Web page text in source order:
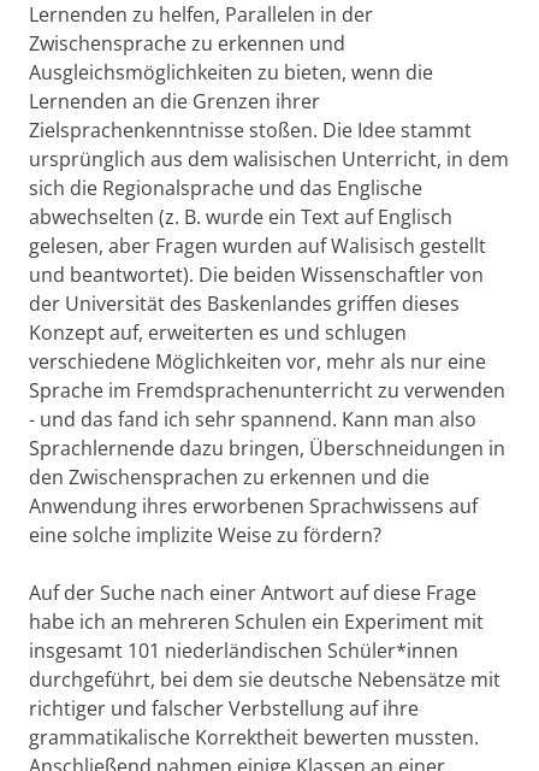
Lernenden zu helfen, Parallelen in der
Zwischensprache zu erkennen und
Ausgleichsmöglichkeiten zu bieten, wenn die
Lernenden an die Grenzen ihrer
Zielsprachenkenntnisse stoßen. Die Idee stammt
ursprünglich aus dem walisischen Unterricht, in dem
sich die Regionalsprache und das Englische
abwechselten (z. B. wurde ein Text auf Englisch
gelesen, aber Fragen wurden auf Walisisch gestellt
und beantwortet). Die beiden Wissenschaftler von
der Universität des Baskenlandes griffen dieses
Konzept auf, erweiterten es und schlugen
verschiedene Möglichkeiten vor, mehr als nur eine
Sprache im Fremdsprachenunterricht zu verwenden
- und das fand ich sehr spannend. Kann man also
Sprachlernende dazu bringen, Überschneidungen in
den Zwischensprachen zu erkennen und die
Anwendung ihres erworbenen Sprachwissens auf
eine solche implizite Weise zu fördern?
Auf der Suche nach einer Antwort auf diese Frage
habe ich an mehreren Schulen ein Experiment mit
insgesamt 101 niederländischen Schüler*innen
durchgeführt, bei dem sie deutsche Nebensätze mit
richtiger und falscher Verbstellung auf ihre
grammatikalische Korrektheit bewerten mussten.